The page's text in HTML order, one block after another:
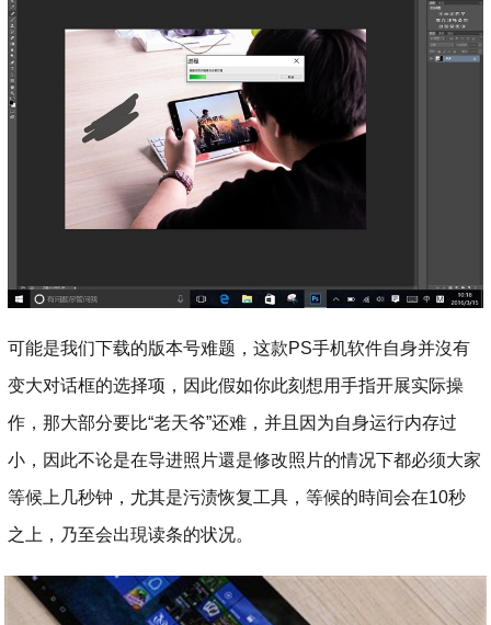
可能是我们下载的版本号难题，这款PS手机软件自身并沒有
变大对话框的选择项，因此假如你此刻想用手指开展实际操
作，那大部分要比“老天爷”还难，并且因为自身运行内存过
小，因此不论是在导进照片還是修改照片的情况下都必须大家
等候上几秒钟，尤其是污渍恢复工具，等候的時间会在10秒
之上，乃至会出現读条的状况。